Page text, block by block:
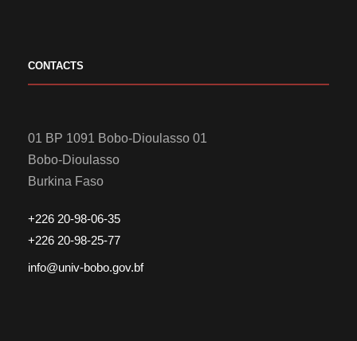
CONTACTS
01 BP 1091 Bobo-Dioulasso 01
Bobo-Dioulasso
Burkina Faso
+226 20-98-06-35
+226 20-98-25-77
info@univ-bobo.gov.bf